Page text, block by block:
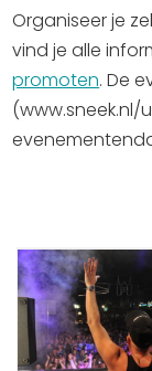
Organiseer je
vind je alle
promoten. De